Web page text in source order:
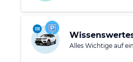
Alles Wichtige auf